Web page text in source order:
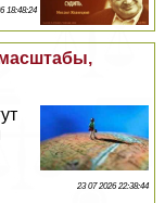
18:48:24
23 07 2026 22:38:44